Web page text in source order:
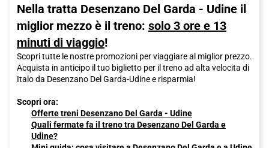
Nella tratta Desenzano Del Garda - Udine il
miglior mezzo è il treno: solo 3 ore e 13
minuti di viaggio!
Scopri tutte le nostre promozioni per viaggiare al miglior prezzo.
Acquista in anticipo il tuo biglietto per il treno ad alta velocita di
Italo da Desenzano Del Garda-Udine e risparmia!
Scopri ora:
Offerte treni Desenzano Del Garda - Udine
Quali fermate fa il treno tra Desenzano Del Garda e
Udine?